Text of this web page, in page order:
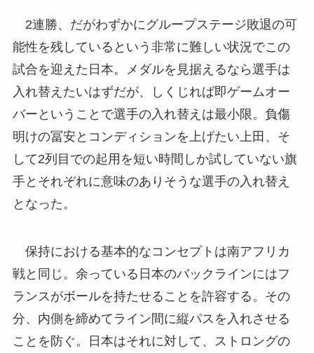
2連勝、だがわずかにグループステージ敗退の可
能性を残しているという非常に難しい状況でこの
試合を迎えた日本。メダルを見据えるなら選手は
入れ替えたいはずだが、しくじれば即ゲームオー
バーということで選手の入れ替えは最小限。負傷
明けの冨安とコンディションを上げたい上田、そ
して2列目での起用を短い時間しか試していない旗
手とそれぞれに意味のありそうな選手の入れ替え
となった。
保持における基本的なコンセプトは南アフリカ
戦と同じ。余っている日本のバックラインにはフ
ランスがボールを持たせることを許容する。その
分、内側を締めてライン間に縦パスを入れさせる
ことを防ぐ。日本はそれに対して、ストロングの